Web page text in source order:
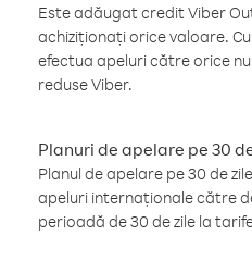
Este adăugat credit Viber
achiziționați orice valoare.
efectua apeluri către orice
reduse Viber.
Planuri de apelare pe 30
Planul de apelare pe 30 de
apeluri internaționale către
perioadă de 30 de zile la